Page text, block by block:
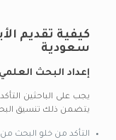
كيفية تقديم
سعودية
إعداد البحث
يجب على الباحثين
يتضمن ذلك تنسيق
التأكد من خلو البحث من